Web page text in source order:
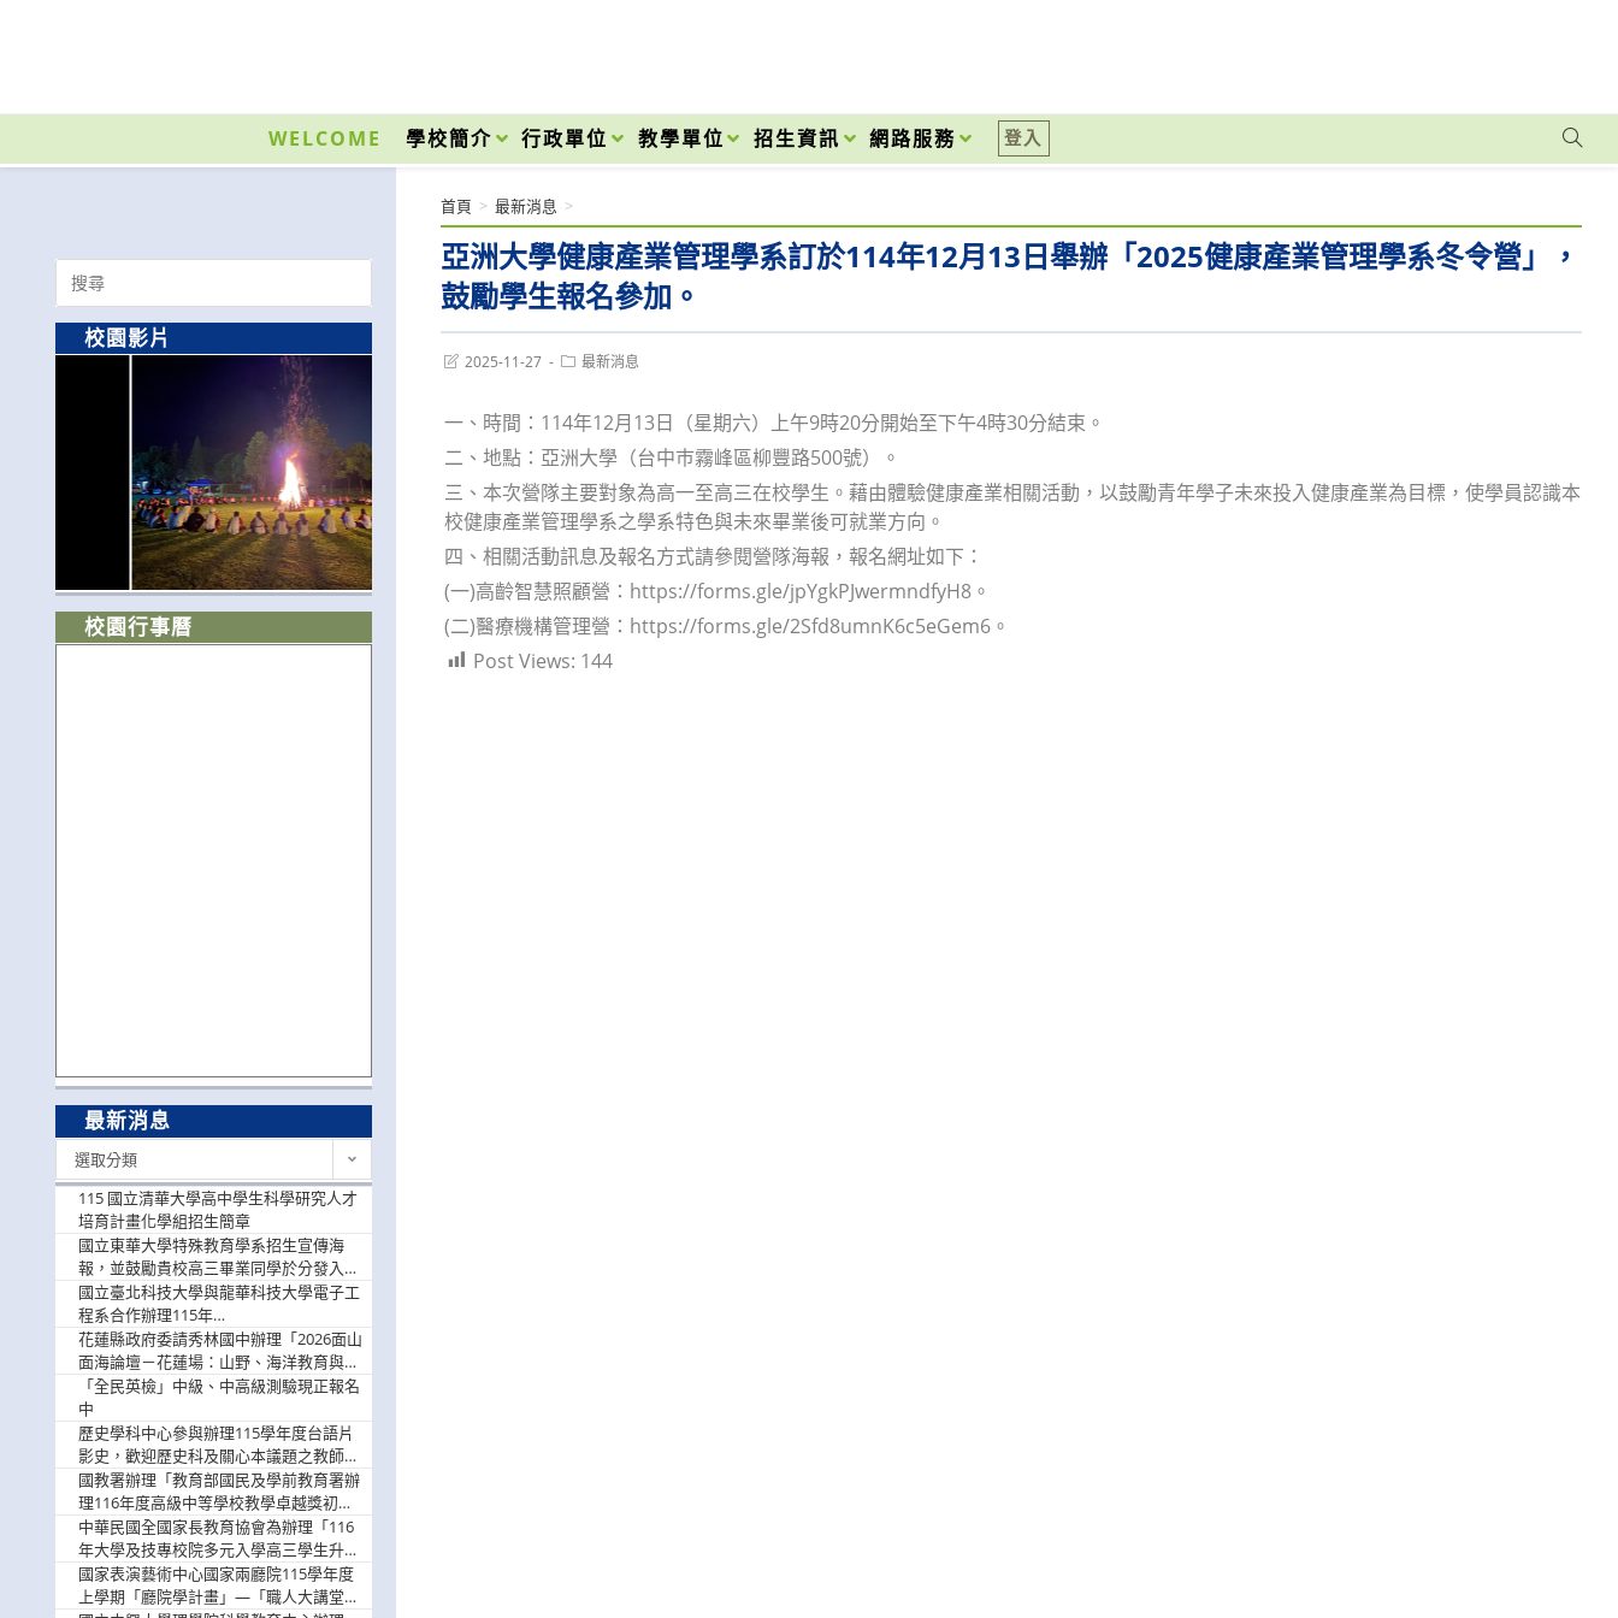
內
WELCOME 學校簡介 行政單位 教學單位 招生資訊 網路服務 登入
亞洲大學健康產業管理學系訂於114年12月13日舉辦「2025健康產業管理學系冬令營」，
鼓勵學生報名參加。
首頁 > 最新消息 >
Post2025-11-27
Post最新消息
一、時間：114年12月13日（星期六）上午9時20分開始至下午4時30分結束。
二、地點：亞洲大學（台中巿霧峰區柳豐路500號）。
三、本次營隊主要對象為高一至高三在校學生。藉由體驗健康產業相關活動，以鼓勵青年學子未來投入健康產業為目標，使學員認識本
校健康產業管理學系之學系特色與未來畢業後可就業方向。
四、相關活動訊息及報名方式請參閱營隊海報，報名網址如下：
(一)高齡智慧照顧營：https://forms.gle/jpYgkPJwermndfyH8。
(二)醫療機構管理營：https://forms.gle/2Sfd8umnK6c5eGem6。
Post Views: 144
Search
for:
校園影片
校園行事曆
最新消息
選取分類
115 國立清華大學高中學生科學研究人才
培育計畫化學組招生簡章
國立東華大學特殊教育學系招生宣傳海
報，並鼓勵貴校高三畢業同學於分發入學
階段踴躍選填。
國立臺北科技大學與龍華科技大學電子工
程系合作辦理115年
「115.08.10~08.12「AI賦能應用於智慧半
導體研習營」，歡迎學生踴躍報名參加
花蓮縣政府委請秀林國中辦理「2026面山
面海論壇－花蓮場：山野、海洋教育與戶
外安全實務課程」，歡迎踴躍報名參加
「全民英檢」中級、中高級測驗現正報名
中
歷史學科中心參與辦理115學年度台語片
影史，歡迎歷史科及關心本議題之教師踴
躍報名參加
國教署辦理「教育部國民及學前教育署辦
理116年度高級中等學校教學卓越獎初選
實施計畫」，鼓勵教師踴躍報名
中華民國全國家長教育協會為辦理「116
年大學及技專校院多元入學高三學生升學
輔導家長說明會」
國家表演藝術中心國家兩廳院115學年度
上學期「廳院學計畫」—「職人大講堂」